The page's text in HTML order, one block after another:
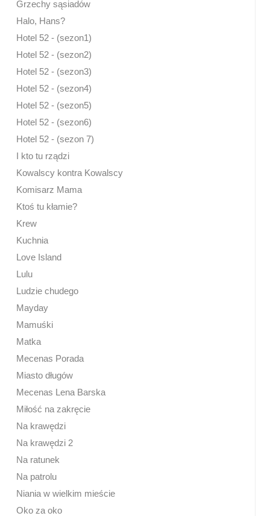
Grzechy sąsiadów
Halo, Hans?
Hotel 52 - (sezon1)
Hotel 52 - (sezon2)
Hotel 52 - (sezon3)
Hotel 52 - (sezon4)
Hotel 52 - (sezon5)
Hotel 52 - (sezon6)
Hotel 52 - (sezon 7)
I kto tu rządzi
Kowalscy kontra Kowalscy
Komisarz Mama
Ktoś tu kłamie?
Krew
Kuchnia
Love Island
Lulu
Ludzie chudego
Mayday
Mamuśki
Matka
Mecenas Porada
Miasto długów
Mecenas Lena Barska
Miłość na zakręcie
Na krawędzi
Na krawędzi 2
Na ratunek
Na patrolu
Niania w wielkim mieście
Oko za oko